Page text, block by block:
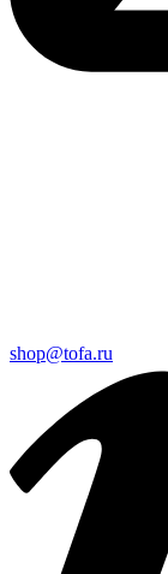
shop@tofa.ru